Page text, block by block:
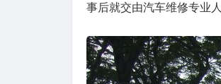
事后就交由汽车维修专业